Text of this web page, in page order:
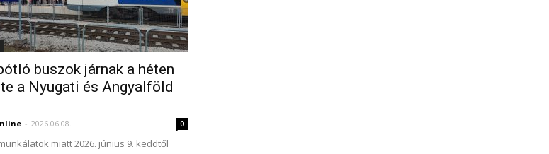
buszok járnak a héten
a Nyugati és Angyalföld
- 2026.06.08. 0
miatt 2026. június 9. keddtől